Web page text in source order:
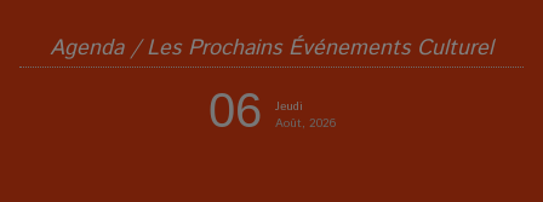
Agenda / Les Prochains Événements Culturel
06
Jeudi
Août, 2026